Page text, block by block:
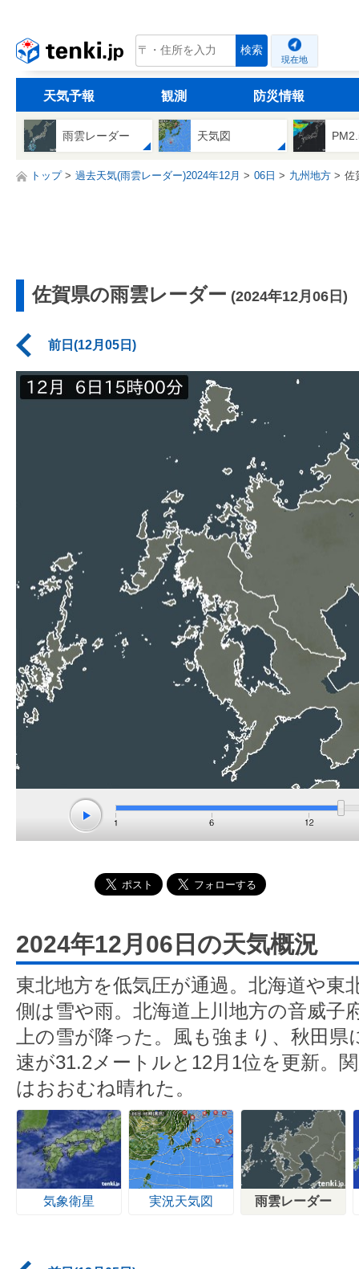
tenki.jp 検索
現在地
天気予報 観測 防災情報
雨雲レーダー 天気図
トップ 過去天気(雨雲レーダー)2024年12月 06日 九州地方 佐
佐賀県の雨雲レーダー (2024年12月06日)
前日(12月05日)
2024年12月06日の天気概況
東北地方を低気圧が通過。北海道や東
側は雪や雨。北海道上川地方の音威子
上の雪が降った。風も強まり、秋田
速が31.2メートルと12月1位を更新。
はおおむね晴れた。
気象衛星 実況天気図 雨雲レーダー